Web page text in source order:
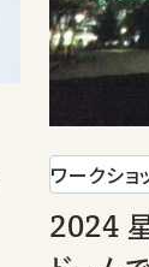
ワークショ
2024